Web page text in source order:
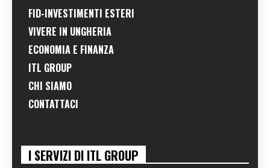
FID-INVESTIMENTI ESTERI
VIVERE IN UNGHERIA
ECONOMIA E FINANZA
ITL GROUP
CHI SIAMO
CONTATTACI
I SERVIZI DI ITL GROUP